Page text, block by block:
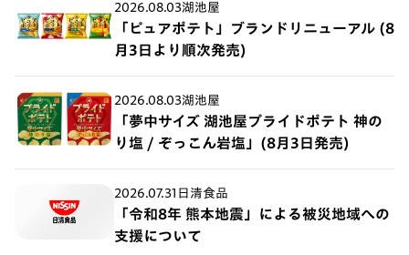
2026.08.03湖池屋
「ピュアポテト」ブランドリニューアル (8
月3日より順次発売)
2026.08.03湖池屋
「夢中サイズ 湖池屋プライドポテト 神の
り塩 / ぞっこん岩塩」(8月3日発売)
2026.07.31 日清食品
「令和8年 熊本地震」による被災地域への
支援について